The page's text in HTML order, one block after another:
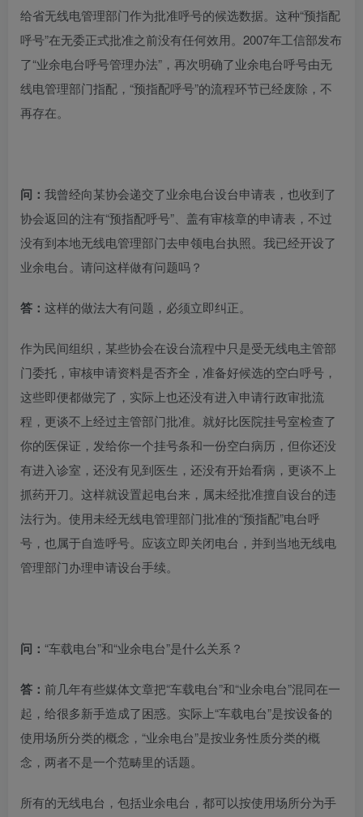
给省无线电管理部门作为批准呼号的候选数据。这种“预指配
呼号”在无委正式批准之前没有任何效用。2007年工信部发布
了“业余电台呼号管理办法”，再次明确了业余电台呼号由无
线电管理部门指配，“预指配呼号”的流程环节已经废除，不
再存在。
问： 我曾经向某协会递交了业余电台设台申请表，也收到了
协会返回的注有“预指配呼号”、盖有审核章的申请表，不过
没有到本地无线电管理部门去申领电台执照。我已经开设了
业余电台。请问这样做有问题吗？
答： 这样的做法大有问题，必须立即纠正。
作为民间组织，某些协会在设台流程中只是受无线电主管部
门委托，审核申请资料是否齐全，准备好候选的空白呼号，
这些即便都做完了，实际上也还没有进入申请行政审批流
程，更谈不上经过主管部门批准。就好比医院挂号室检查了
你的医保证，发给你一个挂号条和一份空白病历，但你还没
有进入诊室，还没有见到医生，还没有开始看病，更谈不上
抓药开刀。这样就设置起电台来，属未经批准擅自设台的违
法行为。使用未经无线电管理部门批准的“预指配”电台呼
号，也属于自造呼号。应该立即关闭电台，并到当地无线电
管理部门办理申请设台手续。
问： “车载电台”和“业余电台”是什么关系？
答： 前几年有些媒体文章把“车载电台”和“业余电台”混同在一
起，给很多新手造成了困惑。实际上“车载电台”是按设备的
使用场所分类的概念，“业余电台”是按业务性质分类的概
念，两者不是一个范畴里的话题。
所有的无线电台，包括业余电台，都可以按使用场所分为手